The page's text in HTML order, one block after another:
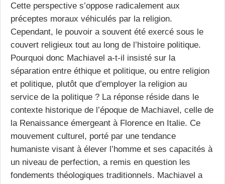
Cette perspective s’oppose radicalement aux
préceptes moraux véhiculés par la religion.
Cependant, le pouvoir a souvent été exercé sous le
couvert religieux tout au long de l’histoire politique.
Pourquoi donc Machiavel a-t-il insisté sur la
séparation entre éthique et politique, ou entre religion
et politique, plutôt que d’employer la religion au
service de la politique ? La réponse réside dans le
contexte historique de l’époque de Machiavel, celle de
la Renaissance émergeant à Florence en Italie. Ce
mouvement culturel, porté par une tendance
humaniste visant à élever l’homme et ses capacités à
un niveau de perfection, a remis en question les
fondements théologiques traditionnels. Machiavel a